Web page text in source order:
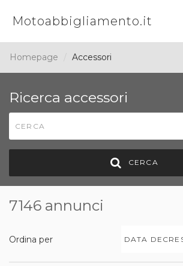
Motoabbigliamento.it
Homepage Accessori
Ricerca accessori
CERCA
7146 annunci
Ordina per DATA